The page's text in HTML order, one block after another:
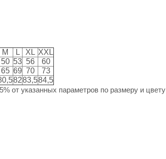
M L XL XXL
50 53 56
60
65 69 70
73
8283,584,5
от указанных параметров по размеру и цвету